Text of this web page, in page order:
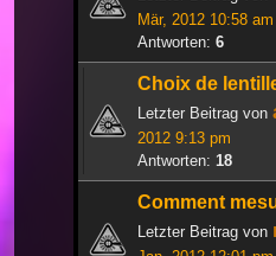
Mär, 2012 10:58 am
Antworten: 6
Choix de
Letzter Beitrag von
2012 9:13 pm
Antworten: 18
Comment
Letzter Beitrag von